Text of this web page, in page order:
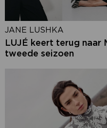
JANE LUSHKA
LUJÉ keert terug naar
tweede seizoen